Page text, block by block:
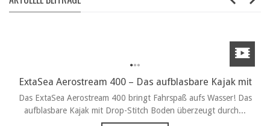
ExtaSea Aerostream 400 – Das aufblasbare Kajak mit
Drop-Stitch...
Das ExtaSea Aerostream 400 bringt Fahrspaß aufs Wasser! Das
aufblasbare Kajak mit Drop-Stitch Boden überzeugt durch...